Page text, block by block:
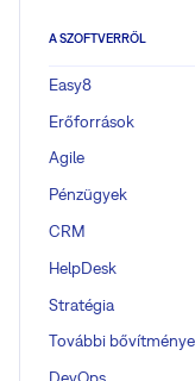
A SZOFTVERRŐL
Easy8
Erőforrások
Agile
Pénzügyek
CRM
HelpDesk
Stratégia
További